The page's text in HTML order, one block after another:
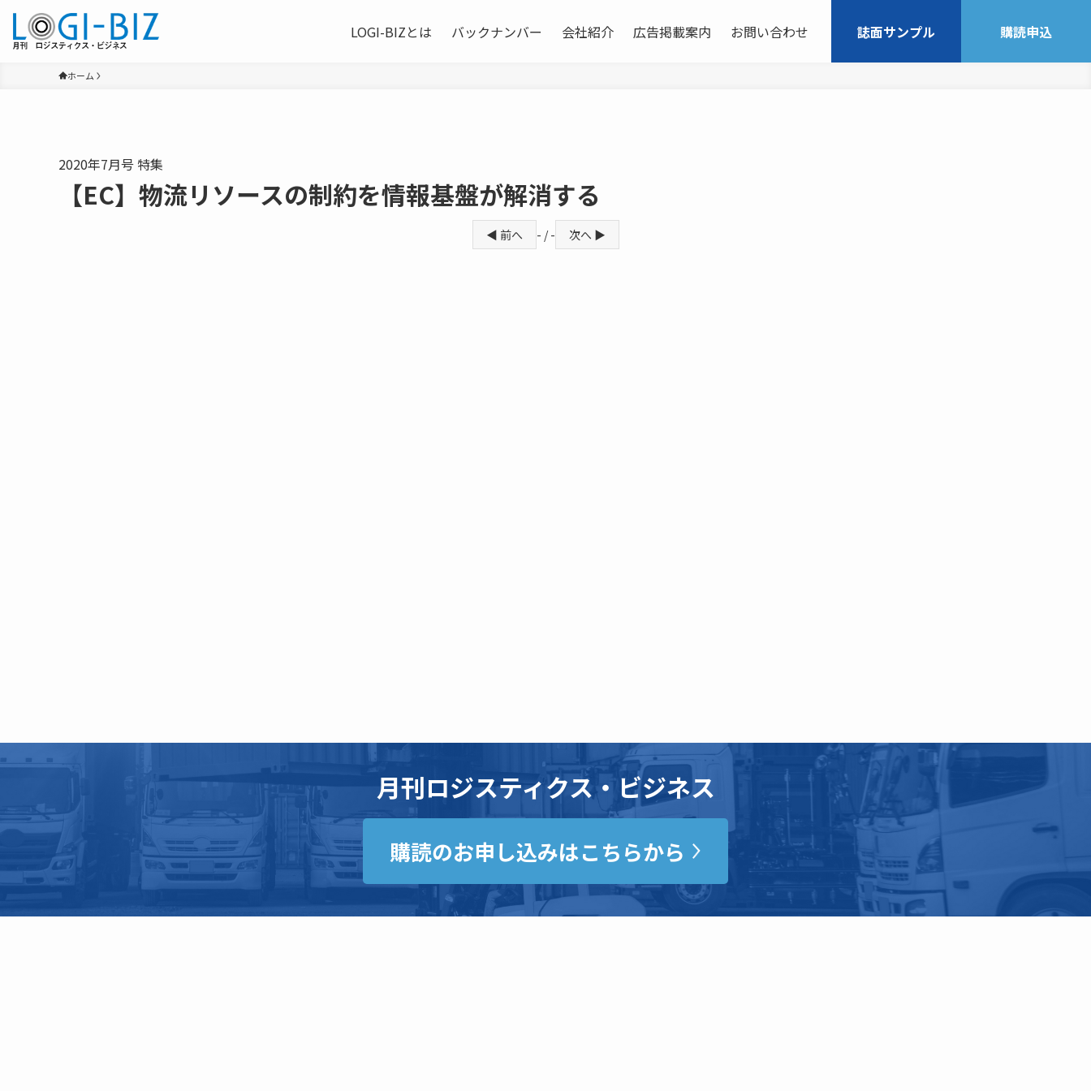
LOGI-BIZとは バックナンバー 会社紹介 広告掲載案内 お問い合わせ 誌面サンプル 購読申込
ホーム
2020年7月号 特集
【EC】物流リソースの制約を情報基盤が解消する
◀ 前へ - / - 次へ ▶
月刊ロジスティクス・ビジネス
購読のお申し込みはこちらから